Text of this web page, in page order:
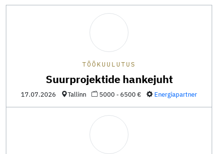
TÖÖKUULUTUS
Suurprojektide hankejuht
17.07.2026 Tallinn 5000 - 6500 € Energiapartner